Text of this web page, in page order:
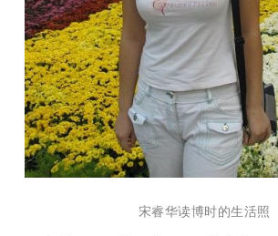
宋睿华读博时的生活照